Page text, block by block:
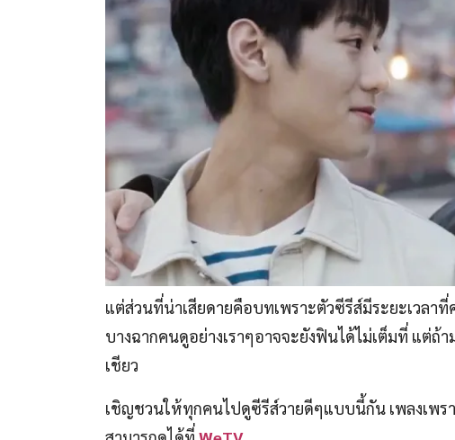
แต่ส่วนที่น่าเสียดายคือบทเพราะตัวซีรีส์มีระยะเวลา
บางฉากคนดูอย่างเราๆอาจจะยังฟินได้ไม่เต็มที่ แต่ถ้
เชียว
เชิญชวนให้ทุกคนไปดูซีรีส์วายดีๆแบบนี้กัน เพลงเพร